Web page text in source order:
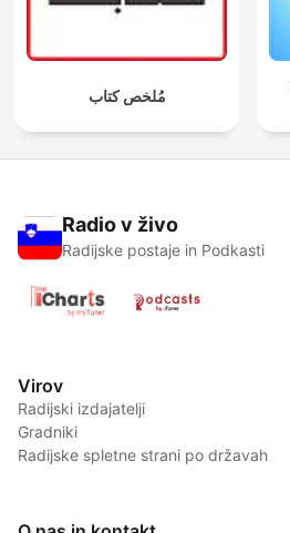
مُلخص كتاب
Radio v živo
Radijske postaje in Podkasti
Virov
Radijski izdajatelji
Gradniki
Radijske spletne strani po državah